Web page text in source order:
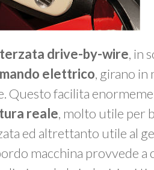
drive-by-wire, in
elettrico, girano in
Questo facilita
reale, molto utile per
ed altrettanto utile al
macchina provvede a